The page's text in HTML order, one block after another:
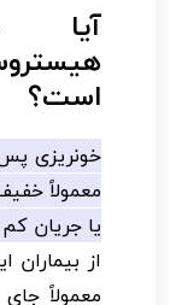
آیا
است؟
خونریزی
معمولاً
یا جریان
از بیماران
معمولاً